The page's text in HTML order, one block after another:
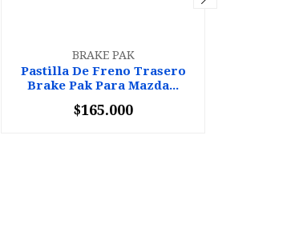
BRAKE PAK
Pastilla De Freno Trasero
Brake Pak Para Mazda...
+
$165.000